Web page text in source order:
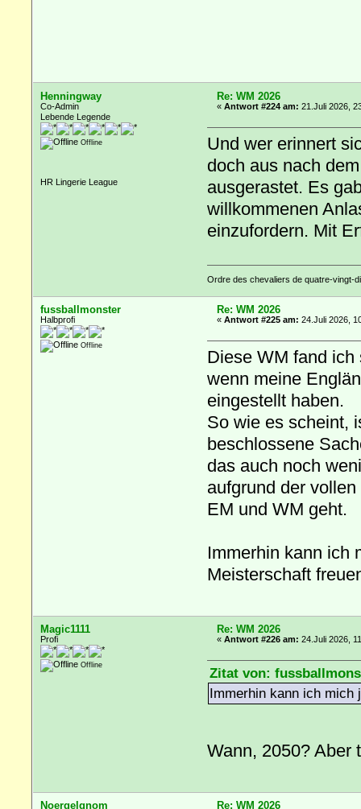
Henningway
Co-Admin
Lebende Legende
Offline
HR Lingerie League
Re: WM 2026
«Antwort #224 am: 21.Juli 2026,
Und wer erinnert
doch aus nach
ausgerastet. Es
willkommenen
einzufordern. Mit
Ordre des chevaliers de quatre-vingt-
fussballmonster
Halbprofi
Offline
Re: WM 2026
«Antwort #225 am: 24.Juli 2026,
Diese WM fand
wenn meine
eingestellt haben.
So wie es scheint,
beschlossene
das auch noch
aufgrund der
EM und WM geht.
Immerhin kann ich
Meisterschaft
Magic1111
Profi
Offline
Re: WM 2026
«Antwort #226 am: 24.Juli 2026,
Zitat von:
Immerhin kann ich
Wann, 2050? Aber
Noergelgnom Re: WM 2026